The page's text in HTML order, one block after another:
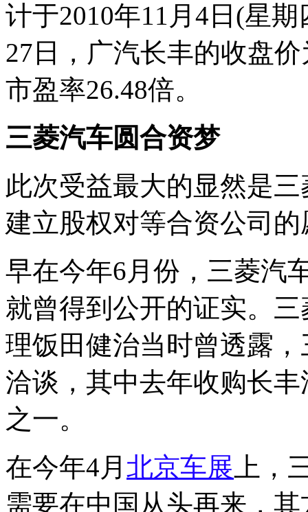
计于2010年11月4日(星
27日，广汽长丰的收盘
市盈率26.48倍。
三菱汽车圆合资梦
此次受益最大的显然是
建立股权对等合资公司
早在今年6月份，三菱汽
就曾得到公开的证实。
理饭田健治当时曾透露
洽谈，其中去年收购长
之一。
在今年4月 北京车展 上，
需要在中国从头再来，